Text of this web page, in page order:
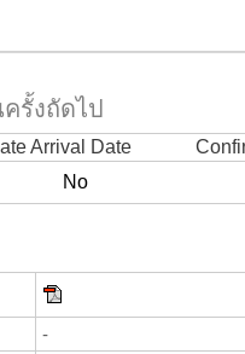
รั้งถัดไป
Arrival Date
No
-